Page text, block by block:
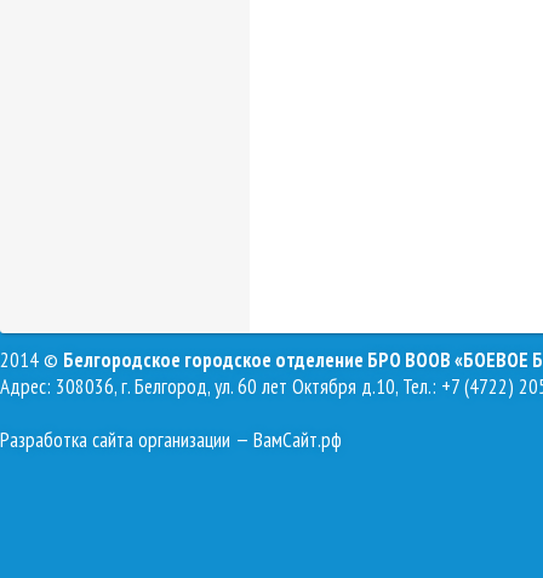
2014 © Белгородское городское отделение БРО ВООВ «БОЕВОЕ
Адрес: 308036, г. Белгород, ул. 60 лет Октября д.10, Тел.: +7 (4722)
Разработка сайта организации — ВамСайт.рф